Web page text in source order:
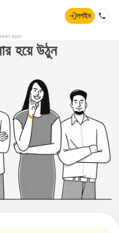
লগইন
করবেন
হয়ে উঠুন